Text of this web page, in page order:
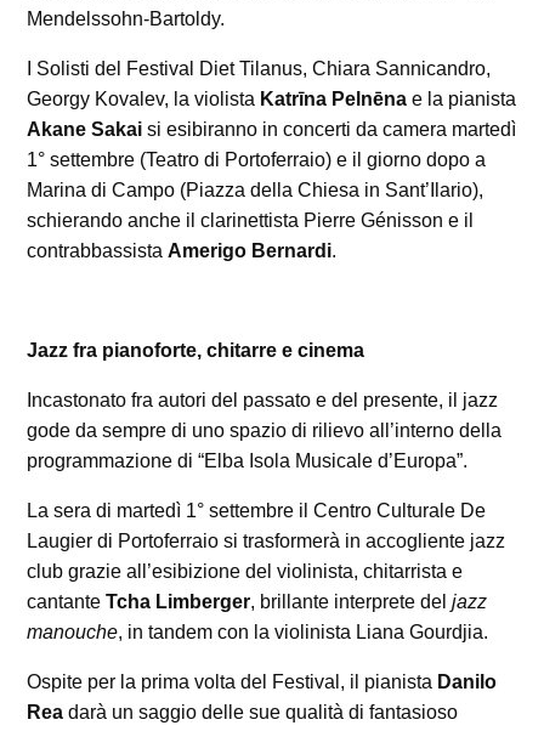
Mendelssohn-Bartoldy.
I Solisti del Festival Diet Tilanus, Chiara Sannicandro,
Georgy Kovalev, la violista Katrīna Pelnēna e la pianista
Akane Sakai si esibiranno in concerti da camera martedì
1° settembre (Teatro di Portoferraio) e il giorno dopo a
Marina di Campo (Piazza della Chiesa in Sant’Ilario),
schierando anche il clarinettista Pierre Génisson e il
contrabbassistaAmerigo Bernardi.
Jazz fra pianoforte, chitarre e cinema
Incastonato fra autori del passato e del presente, il jazz
gode da sempre di uno spazio di rilievo all’interno della
programmazione di “Elba Isola Musicale d’Europa”.
La sera di martedì 1° settembre il Centro Culturale De
Laugier di Portoferraio si trasformerà in accogliente jazz
club grazie all’esibizione del violinista, chitarrista e
cantanteTcha Limberger, brillante interprete deljazz
manouche, in tandem con la violinista Liana Gourdjia.
Ospite per la prima volta del Festival, il pianista Danilo
Rea darà un saggio delle sue qualità di fantasioso